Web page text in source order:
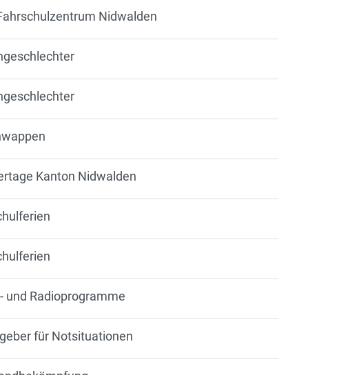
Nidwalden
Kanton Nidwalden
und Radioprogramme
für Notsituationen